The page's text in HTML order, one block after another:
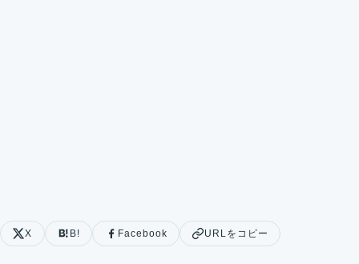
X B! Facebook URLをコピー